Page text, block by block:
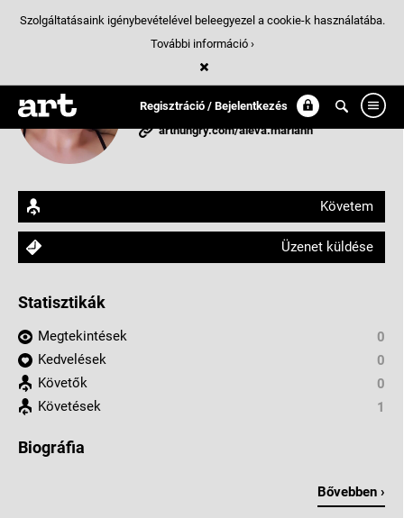
Regisztráció / Bejelentkezés
Aleva Mariann
Kazincbarcika, Magyarország
arthungry.com/aleva.mariann
Követem
Üzenet küldése
Statisztikák
Megtekintések
0
Kedvelések
0
Követők
0
Követések
1
Biográfia
Bővebben ›
Szolgáltatásaink igénybevételével beleegyezel a cookie-k használatába.
További információ ›